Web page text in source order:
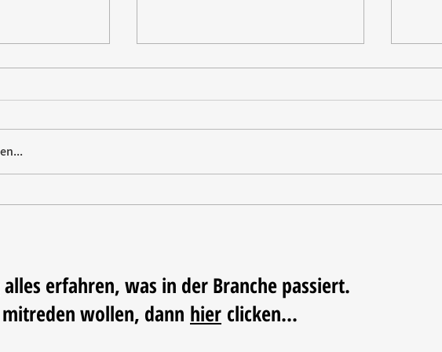
die
Tischdekoration mit Mehrwert:
alles erfahren, was in der Branche passiert.
mitreden wollen, dann hier clicken...